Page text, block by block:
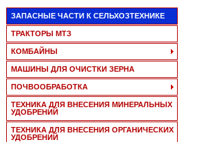
ЗАПАСНЫЕ ЧАСТИ К СЕЛЬХОЗТЕХНИКЕ
ТРАКТОРЫ МТЗ
КОМБАЙНЫ
МАШИНЫ ДЛЯ ОЧИСТКИ ЗЕРНА
ПОЧВООБРАБОТКА
ТЕХНИКА ДЛЯ ВНЕСЕНИЯ МИНЕРАЛЬНЫХ
УДОБРЕНИЙ
ТЕХНИКА ДЛЯ ВНЕСЕНИЯ ОРГАНИЧЕСКИХ
УДОБРЕНИЙ